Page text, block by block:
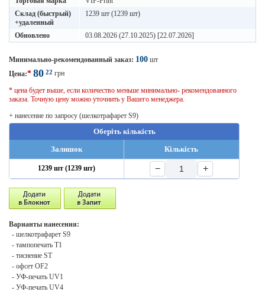
Склад (быстрый)
+удаленный
1239 шт (1239 шт)
Обновлено 03.08.2026 (27.10.2025) [22.07.2026]
Минимально-рекомендованный заказ: 100 шт
Цена:* 80 22 грн
* цена будет выше, если количество меньше минимально- рекомендованного
заказа. Точную цену можно уточнить у Вашего менеджера.
+ нанесение по запросу (шелкотрафарет S9)
Оберіть кількість
Залишок
Кількість
1239 шт (1239 шт) − +
Варианты нанесения:
- шелкотрафарет S9
- тампопечать T1
- тиснение ST
- офсет OF2
- УФ-печать UV1
- УФ-печать UV4